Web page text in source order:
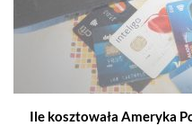
Ile kosztowała Ameryka